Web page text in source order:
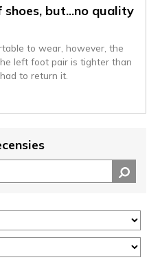
but...no quality
to wear, however, the
left foot pair is tighter than
to return it.